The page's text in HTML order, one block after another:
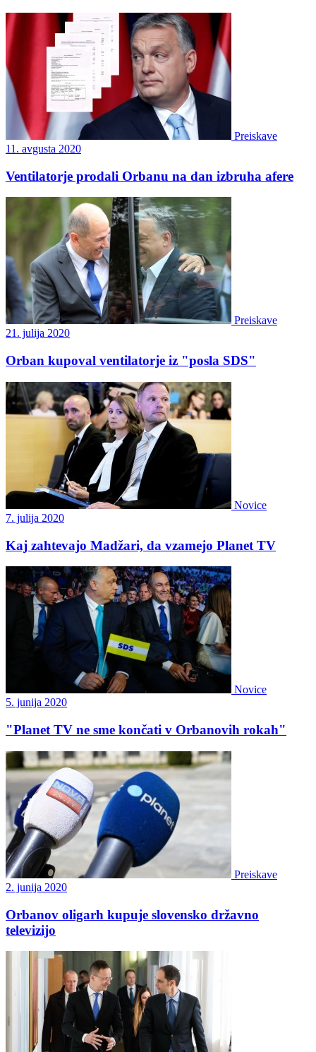
Preiskave
11. avgusta 2020
Ventilatorje prodali Orbanu na dan izbruha afere
Preiskave
21. julija 2020
Orban kupoval ventilatorje iz "posla SDS"
Novice
7. julija 2020
Kaj zahtevajo Madžari, da vzamejo Planet TV
Novice
5. junija 2020
"Planet TV ne sme končati v Orbanovih rokah"
Preiskave
2. junija 2020
Orbanov oligarh kupuje slovensko državno
televizijo